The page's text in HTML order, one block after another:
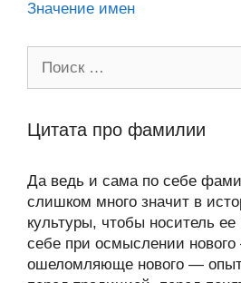
Значение имен
Цитата про фамилии
Да ведь и сама по себе
слишком много значит в
культуры, чтобы носитель ее
себе при осмыслении
ошеломляюще нового —